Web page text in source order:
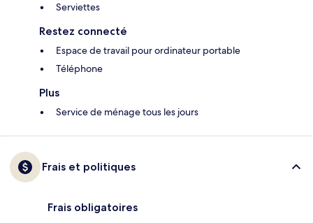
Serviettes
Restez connecté
Espace de travail pour ordinateur portable
Téléphone
Plus
Service de ménage tous les jours
Frais et politiques
Frais obligatoires